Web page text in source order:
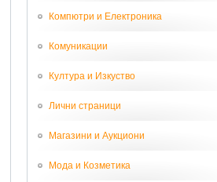
Компютри и Електроника
Комуникации
Култура и Изкуство
Лични страници
Магазини и Аукциони
Мода и Козметика